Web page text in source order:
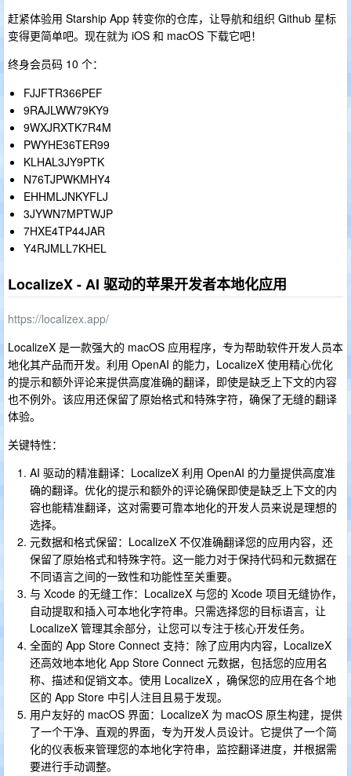
赶紧体验用 Starship App 转变你的仓库，让导航和组织 Github 星标
变得更简单吧。现在就为 iOS 和 macOS 下载它吧！
终身会员码 10 个：
FJJFTR366PEF
9RAJLWW79KY9
9WXJRXTK7R4M
PWYHE36TER99
KLHAL3JY9PTK
N76TJPWKMHY4
EHHMLJNKYFLJ
3JYWN7MPTWJP
7HXE4TP44JAR
Y4RJMLL7KHEL
LocalizeX - AI 驱动的苹果开发者本地化应用
https://localizex.app/
LocalizeX 是一款强大的 macOS 应用程序，专为帮助软件开发人员本
地化其产品而开发。利用 OpenAI 的能力，LocalizeX 使用精心优化
的提示和额外评论来提供高度准确的翻译，即使是缺乏上下文的内容
也不例外。该应用还保留了原始格式和特殊字符，确保了无缝的翻译
体验。
关键特性：
AI 驱动的精准翻译：LocalizeX 利用 OpenAI 的力量提供高度准
确的翻译。优化的提示和额外的评论确保即使是缺乏上下文的内
容也能精准翻译，这对需要可靠本地化的开发人员来说是理想的
选择。
元数据和格式保留：LocalizeX 不仅准确翻译您的应用内容，还
保留了原始格式和特殊字符。这一能力对于保持代码和元数据在
不同语言之间的一致性和功能性至关重要。
与 Xcode 的无缝工作：LocalizeX 与您的 Xcode 项目无缝协作，
自动提取和插入可本地化字符串。只需选择您的目标语言，让
LocalizeX 管理其余部分，让您可以专注于核心开发任务。
全面的 App Store Connect 支持：除了应用内内容，LocalizeX
还高效地本地化 App Store Connect 元数据，包括您的应用名
称、描述和促销文本。使用 LocalizeX ，确保您的应用在各个地
区的 App Store 中引人注目且易于发现。
用户友好的 macOS 界面：LocalizeX 为 macOS 原生构建，提供
了一个干净、直观的界面，专为开发人员设计。它提供了一个简
化的仪表板来管理您的本地化字符串，监控翻译进度，并根据需
要进行手动调整。